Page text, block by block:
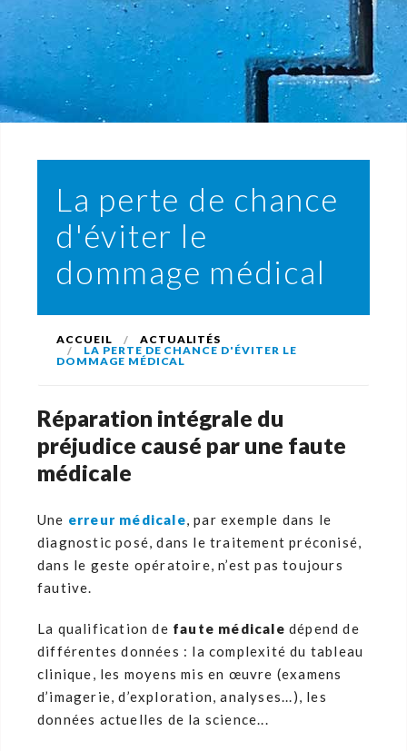
La perte de chance
d'éviter le
dommage médical
ACCUEIL
ACTUALITÉS
LA PERTE DE CHANCE D'ÉVITER LE
DOMMAGE MÉDICAL
Réparation intégrale du
préjudice causé par une faute
médicale
Une erreur médicale, par exemple dans le
diagnostic posé, dans le traitement préconisé,
dans le geste opératoire, n’est pas toujours
fautive.
La qualification de faute médicale dépend de
différentes données : la complexité du tableau
clinique, les moyens mis en œuvre (examens
d’imagerie, d’exploration, analyses...), les
données actuelles de la science...